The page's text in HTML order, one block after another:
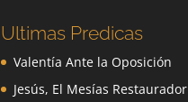
Ultimas Predicas
Valentía Ante la Oposición
Jesús, El Mesías Restaurador